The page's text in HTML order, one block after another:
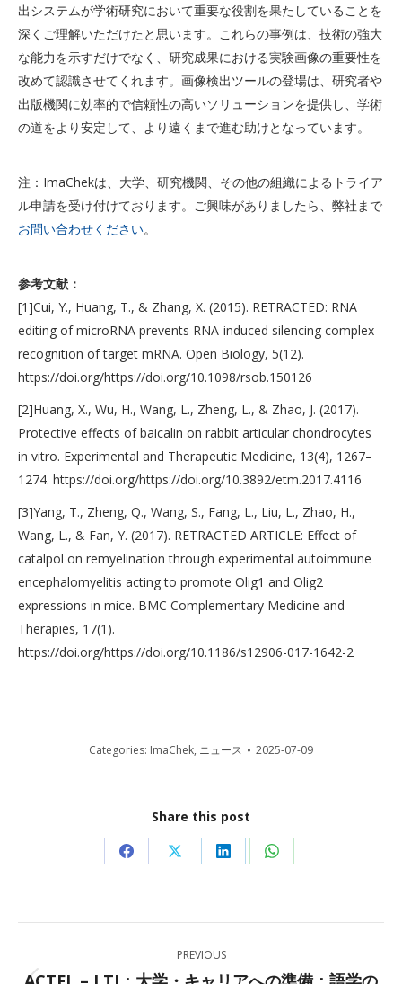
出システムが学術研究において重要な役割を果たしていることを
深くご理解いただけたと思います。これらの事例は、技術の強⼤
な能⼒を⽰すだけでなく、研究成果における実験画像の重要性を
改めて認識させてくれます。画像検出ツールの登場は、研究者や
出版機関に効率的で信頼性の高いソリューションを提供し、学術
の道をより安定して、より遠くまで進む助けとなっています。
注：ImaChekは、大学、研究機関、その他の組織によるトライア
ル申請を受け付けております。ご興味がありましたら、弊社まで
お問い合わせください。
参考文献：
[1]Cui, Y., Huang, T., & Zhang, X. (2015). RETRACTED: RNA
editing of microRNA prevents RNA-induced silencing complex
recognition of target mRNA. Open Biology, 5(12).
https://doi.org/https://doi.org/10.1098/rsob.150126
[2]Huang, X., Wu, H., Wang, L., Zheng, L., & Zhao, J. (2017).
Protective effects of baicalin on rabbit articular chondrocytes
in vitro. Experimental and Therapeutic Medicine, 13(4), 1267–
1274. https://doi.org/https://doi.org/10.3892/etm.2017.4116
[3]Yang, T., Zheng, Q., Wang, S., Fang, L., Liu, L., Zhao, H.,
Wang, L., & Fan, Y. (2017). RETRACTED ARTICLE: Effect of
catalpol on remyelination through experimental autoimmune
encephalomyelitis acting to promote Olig1 and Olig2
expressions in mice. BMC Complementary Medicine and
Therapies, 17(1).
https://doi.org/https://doi.org/10.1186/s12906-017-1642-2
Categories: ImaChek, ニュース 2025-07-09
Share this post
Share
Facebook
Share
X
Share
LinkedIn
Share
WhatsApp
navigation
PREVIOUS